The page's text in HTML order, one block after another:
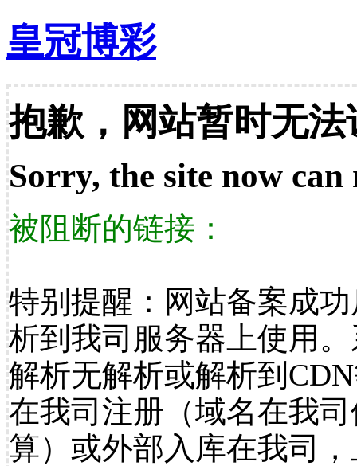
皇冠博彩
抱歉，网站暂时无法
Sorry, the site now can
被阻断的链接：
特别提醒：网站备案成
析到我司服务器上使用
解析无解析或解析到
在我司注册（域名在我
算）或外部入库在我司